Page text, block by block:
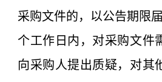
采购文件的，以公告期限
个工作日内，对采购文件
向采购人提出质疑，对其